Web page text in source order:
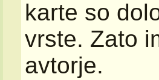
karte so
vrste. Zato
avtorje.